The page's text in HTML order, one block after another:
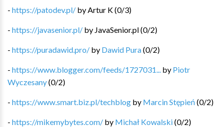
- https://patodev.pl/ by Artur K(0/3)
- https://javasenior.pl/ by JavaSenior.pl(0/2)
- https://puradawid.pro/ by Dawid Pura(0/2)
- https://www.blogger.com/feeds/1727031... by Piotr
Wyczesany(0/2)
- https://www.smart.biz.pl/techblog by Marcin Stępień (0/2)
- https://mikemybytes.com/ by Michał Kowalski(0/2)